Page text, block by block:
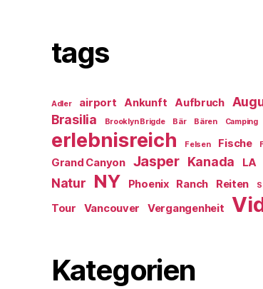
tags
Adler airport Ankunft Aufbruch
Brasilia
Brooklyn Brigde Bär Bären Camping
erlebnisreich Felsen Fische
Grand Canyon Jasper Kanada LA
Natur
NY Phoenix Ranch Reiten
Tour
Vancouver Vergangenheit
Kategorien